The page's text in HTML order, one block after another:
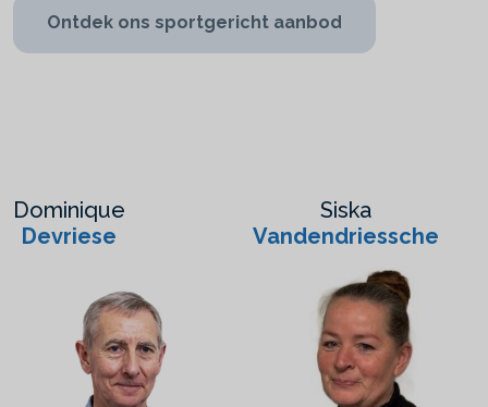
Ontdek ons sportgericht aanbod
Dominique
Devriese
Siska
Vandendriessche